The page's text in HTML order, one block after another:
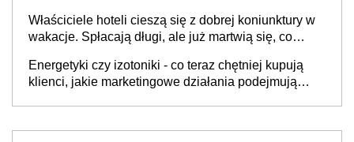
cichu
Właściciele hoteli cieszą się z dobrej koniunktury w
wakacje. Spłacają długi, ale już martwią się, co
Energetyki czy izotoniki - co teraz chętniej kupują
klienci, jakie marketingowe działania podejmują